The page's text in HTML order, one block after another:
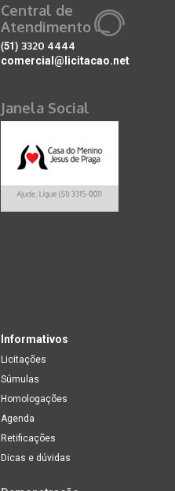
Central de
Atendimento
(51) 3320 4444
comercial@licitacao.net
Janela Social
Informativos
Licitações
Súmulas
Homologações
Agenda
Retificações
Dicas e dúvidas